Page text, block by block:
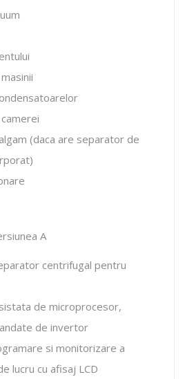
(daca are separator de
A
centrifugal pentru
de microprocesor,
de invertor
si monitorizare a
lucru cu afisaj LCD